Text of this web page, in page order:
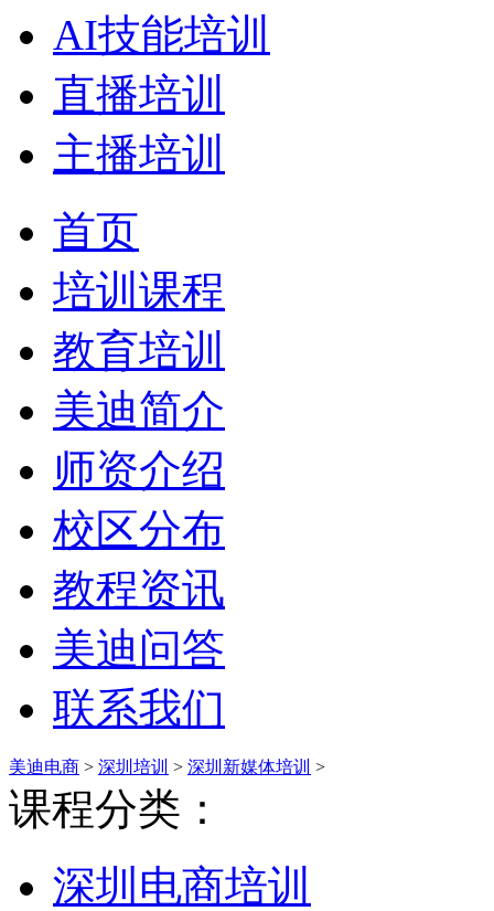
AI技能培训
直播培训
主播培训
首页
培训课程
教育培训
美迪简介
师资介绍
校区分布
教程资讯
美迪问答
联系我们
美迪电商 > 深圳培训 > 深圳新媒体培训 >
课程分类：
深圳电商培训